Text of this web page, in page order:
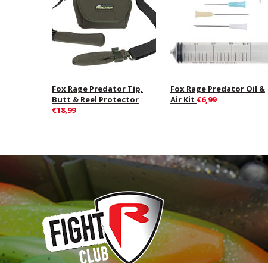
Fox Rage Predator Tip,
Butt & Reel Protector
€18,99
Fox Rage Predator Oil &
Air Kit €6,99